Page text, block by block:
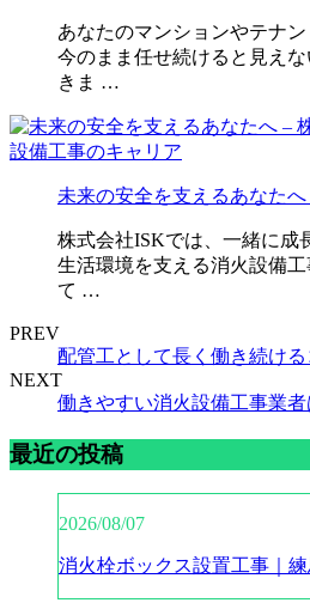
あなたのマンションやテナン
今のまま任せ続けると見え
きま …
未来の安全を支えるあなた
株式会社ISKでは、一緒に成
生活環境を支える消火設備
て …
PREV
配管工として長く働き続ける
NEXT
働きやすい消火設備工事業者
最近の投稿
2026/08/07
消火栓ボックス設置工事｜